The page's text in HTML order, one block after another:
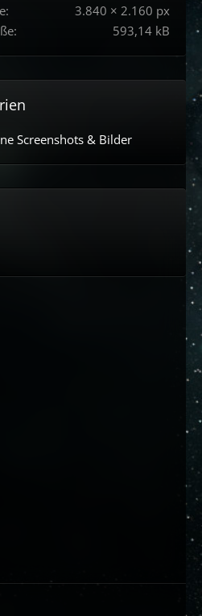
3.840 × 2.160 px
593,14 kB
Screenshots & Bilder